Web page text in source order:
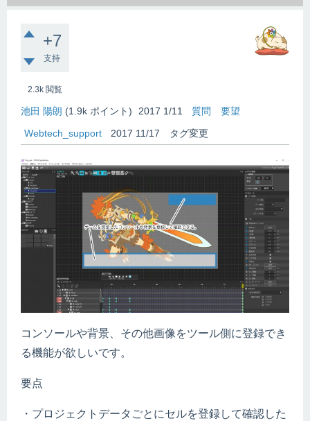
+7
支持
2.3k 閲覧
池田 陽朗 (1.9k ポイント) 2017 1/11 質問
要望
Webtech_support
2017 11/17 タグ変更
コンソールや背景、その他画像をツール側に登録でき
る機能が欲しいです。
要点
・プロジェクトデータごとにセルを登録して確認した